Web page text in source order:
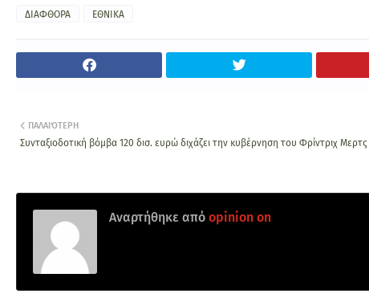
ΔΙΑΦΘΟΡΑ ΕΘΝΙΚΑ
ΠΑΛΑΙΌΤΕΡΗ
Συνταξιοδοτική βόμβα 120 δισ. ευρώ διχάζει την κυβέρνηση του Φρίντριχ Μερτς
Αναρτήθηκε από opinion on